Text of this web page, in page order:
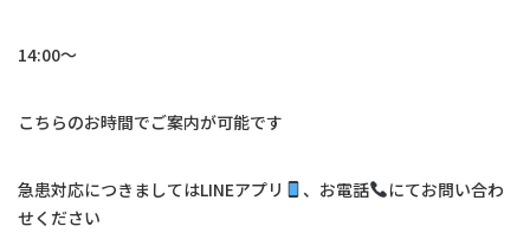
14:00〜
こちらのお時間でご案内が可能です
急患対応につきましてはLINEアプリ 、お電話
にてお問い合わ
せください